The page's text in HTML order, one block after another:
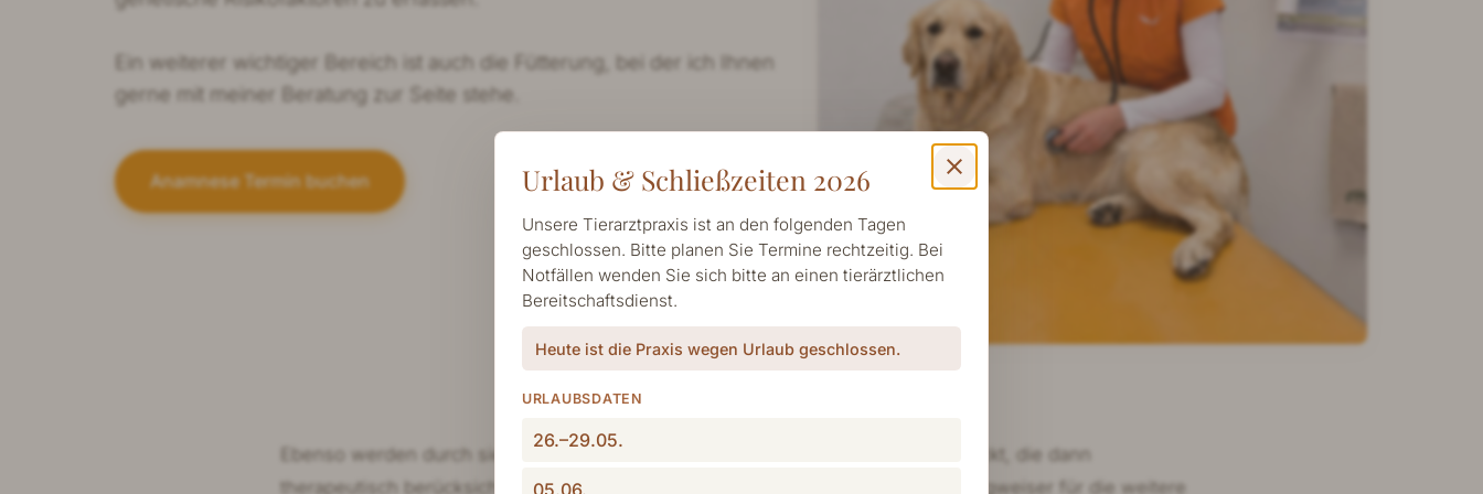
Ein weiterer wichtiger Bereich ist auch die Fütterung, bei der ich Ihnen
gerne mit meiner Beratung zur Seite stehe.
Anamnese Termin buchen
Ebenso werden durch sie eventuelle weitere gesundheitliche Probleme aufgedeckt, die dann
therapeutisch berücksichtigt werden können. Sie ist für den Therapeuten der Wegweiser für die weitere
close
Urlaub & Schließzeiten 2026
Unsere Tierarztpraxis ist an den folgenden Tagen
geschlossen. Bitte planen Sie Termine rechtzeitig. Bei
Notfällen wenden Sie sich bitte an einen tierärztlichen
Bereitschaftsdienst.
Heute ist die Praxis wegen Urlaub geschlossen.
URLAUBSDATEN
26.–29.05.
05.06.